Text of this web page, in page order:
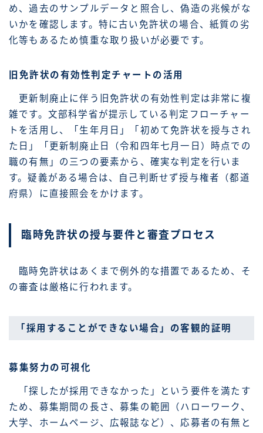
め、過去のサンプルデータと照合し、偽造の兆候がな
いかを確認します。特に古い免許状の場合、紙質の劣
化等もあるため慎重な取り扱いが必要です。
旧免許状の有効性判定チャートの活用
更新制廃止に伴う旧免許状の有効性判定は非常に複
雑です。文部科学省が提示している判定フローチャー
トを活用し、「生年月日」「初めて免許状を授与され
た日」「更新制廃止日（令和四年七月一日）時点での
職の有無」の三つの要素から、確実な判定を行いま
す。疑義がある場合は、自己判断せず授与権者（都道
府県）に直接照会をかけます。
臨時免許状の授与要件と審査プロセス
臨時免許状はあくまで例外的な措置であるため、そ
の審査は厳格に行われます。
「採用することができない場合」の客観的証明
募集努力の可視化
「探したが採用できなかった」という要件を満たす
ため、募集期間の長さ、募集の範囲（ハローワーク、
大学、ホームページ、広報誌など）、応募者の有無と